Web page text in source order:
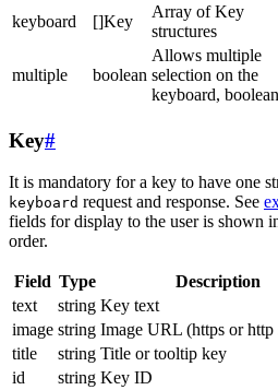
keyboard []Key
Array of Key
structures
multiple boolean
Allows multiple
selection on the
keyboard, boolean
Key#
It is mandatory for a key to have one
keyboard request and response. See
fields for display to the user is shown
order.
Field Type Description
text
string Key text
image string Image URL (https or http
title
string Title or tooltip key
id
string Key ID